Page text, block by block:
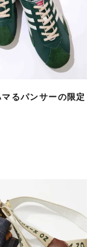
るパンサーの限定